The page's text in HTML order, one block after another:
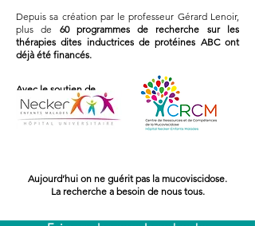
Depuis sa création par le professeur Gérard Lenoir,
plus de 60 programmes de recherche sur les
thérapies dites inductrices de protéines ABC ont
déjà été financés.
Avec le soutien de
Aujourd’hui on ne guérit pas la mucoviscidose.
La recherche a besoin de nous tous.